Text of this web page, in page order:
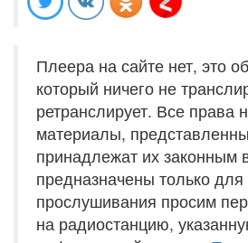
Плеера на сайте нет, это
который ничего не
ретранслирует. Все права
материалы,
принадлежат их законным
предназначены только
прослушивания просим
на радиостанцию,